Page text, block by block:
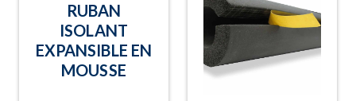
RUBAN
ISOLANT
EXPANSIBLE EN
MOUSSE